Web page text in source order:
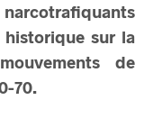
historique sur la
de
70.